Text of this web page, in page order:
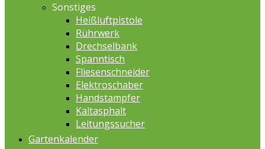
Sonstiges
Heißluftpistole
Rührwerk
Drechselbank
Spanntisch
Fliesenschneider
Elektroschaber
Handstampfer
Kaltasphalt
Leitungssucher
Gartenkalender